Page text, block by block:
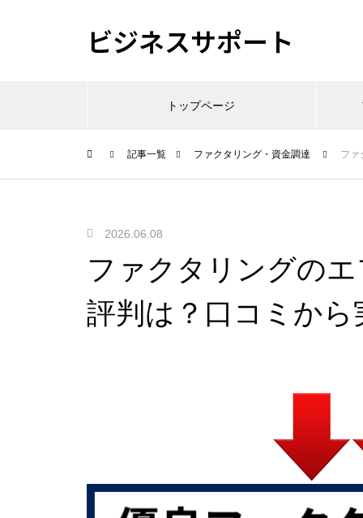
ビジネスサポート
トップページ
記事一覧 ファクタリング・資金調達 ファ
2026.06.08
ファクタリングの
評判は？口コミから